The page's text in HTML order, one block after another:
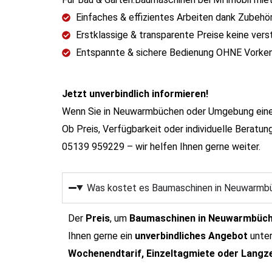
Einfaches & effizientes Arbeiten dank
Erstklassige & transparente Preise keine
Entspannte & sichere Bedienung OHNE
Jetzt unverbindlich informieren!
Wenn Sie in Neuwarmbüchen oder Umgebung
Ob Preis, Verfügbarkeit oder individuelle
05139 959229 – wir helfen Ihnen gerne weiter.
Was kostet es Baumaschinen in
Der Preis, um Baumaschinen in
Ihnen gerne ein unverbindliches Angebot
Wochenendtarif, Einzeltagmiete oder